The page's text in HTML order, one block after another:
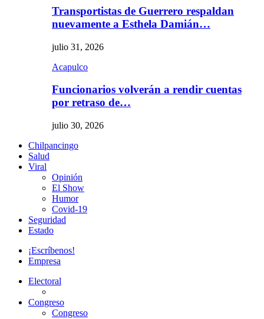
Transportistas de Guerrero respaldan
nuevamente a Esthela Damián…
julio 31, 2026
Acapulco
Funcionarios volverán a rendir cuentas
por retraso de…
julio 30, 2026
Chilpancingo
Salud
Viral
Opinión
El Show
Humor
Covid-19
Seguridad
Estado
¡Escríbenos!
Empresa
Electoral
Congreso
Congreso